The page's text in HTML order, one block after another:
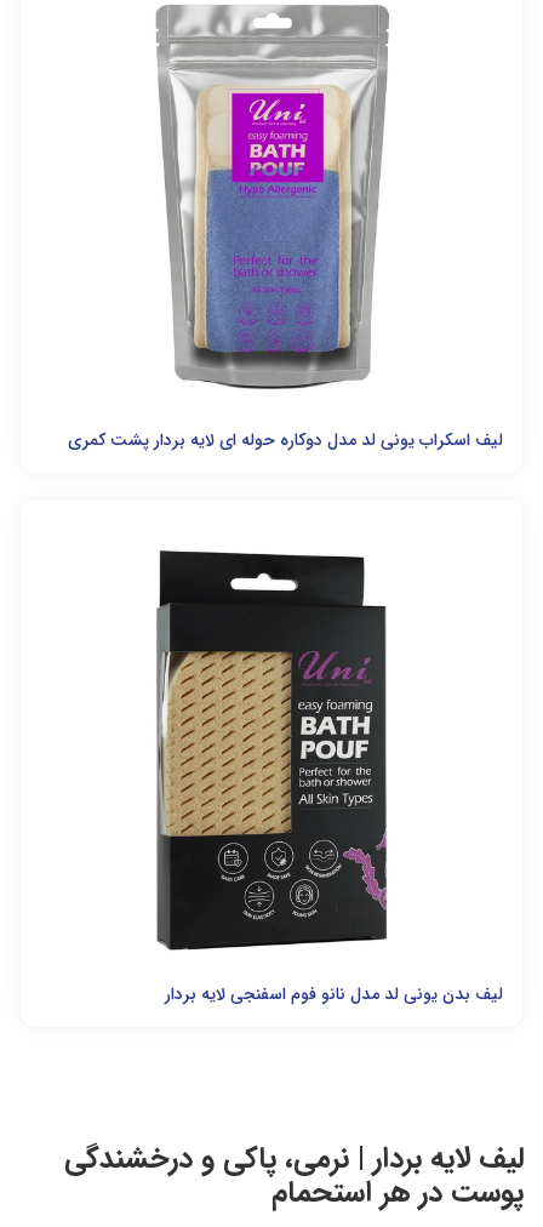
لیف اسکراب یونی لد مدل دوکاره حوله ای لایه بردار پشت کمری
لیف بدن یونی لد مدل نانو فوم اسفنجی لایه بردار
لیف لایه بردار | نرمی، پاکی و درخشندگی
پوست در هر استحمام